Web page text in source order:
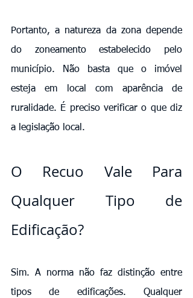
Portanto, a natureza da zona depende
do zoneamento estabelecido pelo
município. Não basta que o imóvel
esteja em local com aparência de
ruralidade. É preciso verificar o que diz
a legislação local.
O Recuo Vale Para
Qualquer Tipo de
Edificação?
Sim. A norma não faz distinção entre
tipos de edificações. Qualquer